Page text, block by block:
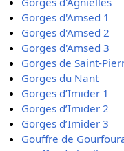
Gorges d'Amsed 1
Gorges d'Amsed 2
Gorges d'Amsed 3
Gorges de Saint-
Gorges du Nant
Gorges d’Imider 1
Gorges d’Imider 2
Gorges d’Imider 3
Gouffre de